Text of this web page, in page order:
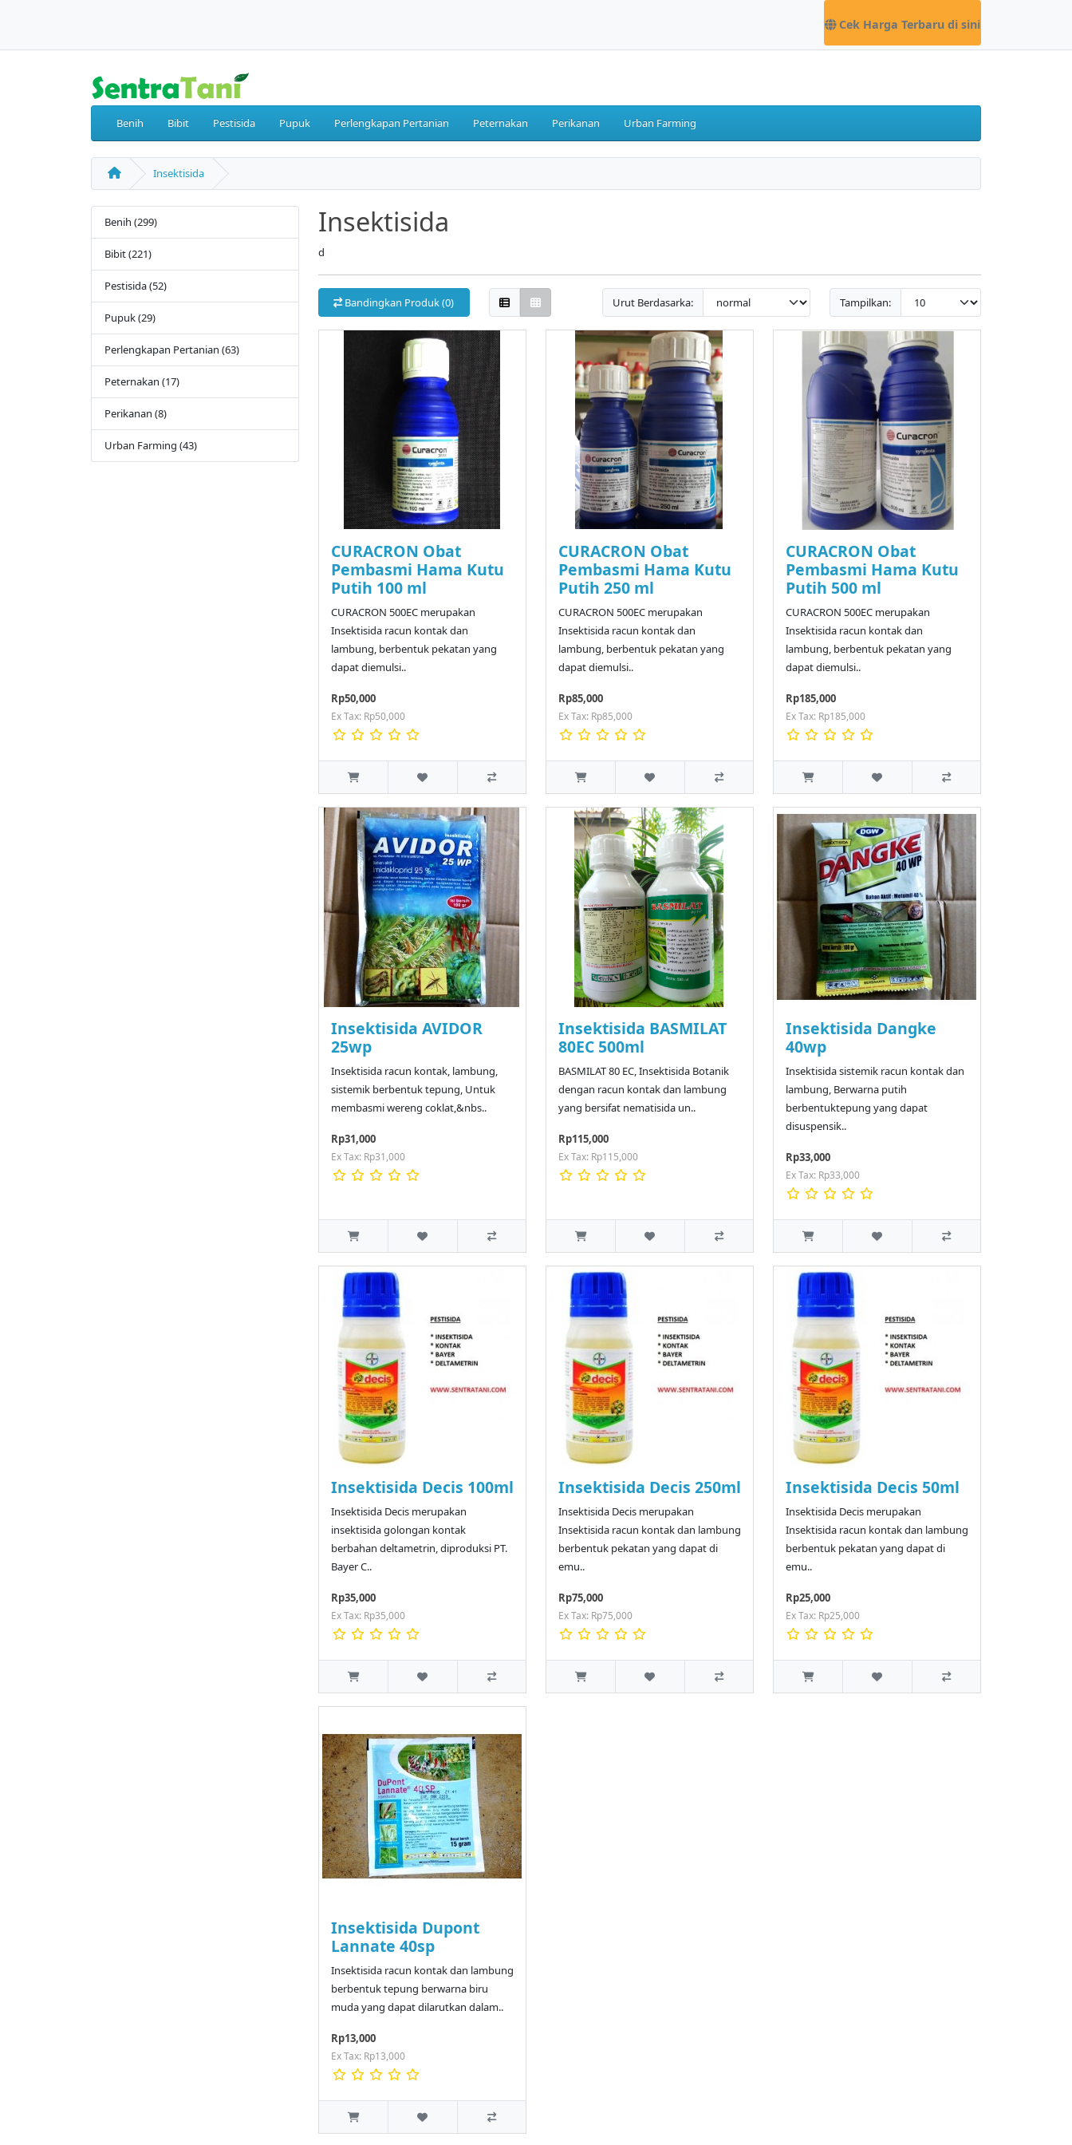
Cek Harga Terbaru di sini
Benih Bibit Pestisida Pupuk Perlengkapan Pertanian Peternakan Perikanan Urban Farming
Insektisida
Benih (299)
Bibit (221)
Pestisida (52)
Pupuk (29)
Perlengkapan Pertanian (63)
Peternakan (17)
Perikanan (8)
Urban Farming (43)
Insektisida
d
Bandingkan Produk (0) Urut Berdasarka: Tampilkan:
CURACRON Obat
Pembasmi Hama Kutu
Putih 100 ml
CURACRON 500EC merupakan
Insektisida racun kontak dan
lambung, berbentuk pekatan yang
dapat diemulsi..
Rp50,000
Ex Tax: Rp50,000
CURACRON Obat
Pembasmi Hama Kutu
Putih 250 ml
CURACRON 500EC merupakan
Insektisida racun kontak dan
lambung, berbentuk pekatan yang
dapat diemulsi..
Rp85,000
Ex Tax: Rp85,000
CURACRON Obat
Pembasmi Hama Kutu
Putih 500 ml
CURACRON 500EC merupakan
Insektisida racun kontak dan
lambung, berbentuk pekatan yang
dapat diemulsi..
Rp185,000
Ex Tax: Rp185,000
Insektisida AVIDOR
25wp
Insektisida racun kontak, lambung,
sistemik berbentuk tepung, Untuk
membasmi wereng coklat,&nbs..
Rp31,000
Ex Tax: Rp31,000
Insektisida BASMILAT
80EC 500ml
BASMILAT 80 EC, Insektisida Botanik
dengan racun kontak dan lambung
yang bersifat nematisida un..
Rp115,000
Ex Tax: Rp115,000
Insektisida Dangke
40wp
Insektisida sistemik racun kontak dan
lambung, Berwarna putih
berbentuktepung yang dapat
disuspensik..
Rp33,000
Ex Tax: Rp33,000
Insektisida Decis 100ml
Insektisida Decis merupakan
insektisida golongan kontak
berbahan deltametrin, diproduksi PT.
Bayer C..
Rp35,000
Ex Tax: Rp35,000
Insektisida Decis 250ml
Insektisida Decis merupakan
Insektisida racun kontak dan lambung
berbentuk pekatan yang dapat di
emu..
Rp75,000
Ex Tax: Rp75,000
Insektisida Decis 50ml
Insektisida Decis merupakan
Insektisida racun kontak dan lambung
berbentuk pekatan yang dapat di
emu..
Rp25,000
Ex Tax: Rp25,000
Insektisida Dupont
Lannate 40sp
Insektisida racun kontak dan lambung
berbentuk tepung berwarna biru
muda yang dapat dilarutkan dalam..
Rp13,000
Ex Tax: Rp13,000